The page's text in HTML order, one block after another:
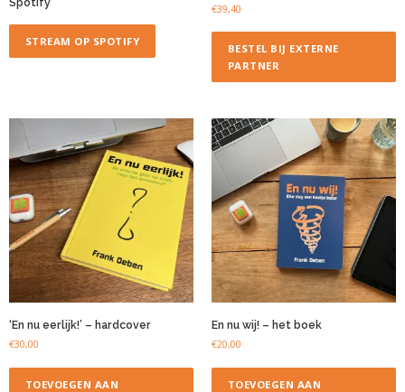
STREAM OP SPOTIFY
€39,40
BESTEL BIJ EXTERNE
PARTNER
‘En nu eerlijk!’ – hardcover
€30,00
TOEVOEGEN AAN
En nu wij! – het boek
€20,00
TOEVOEGEN AAN